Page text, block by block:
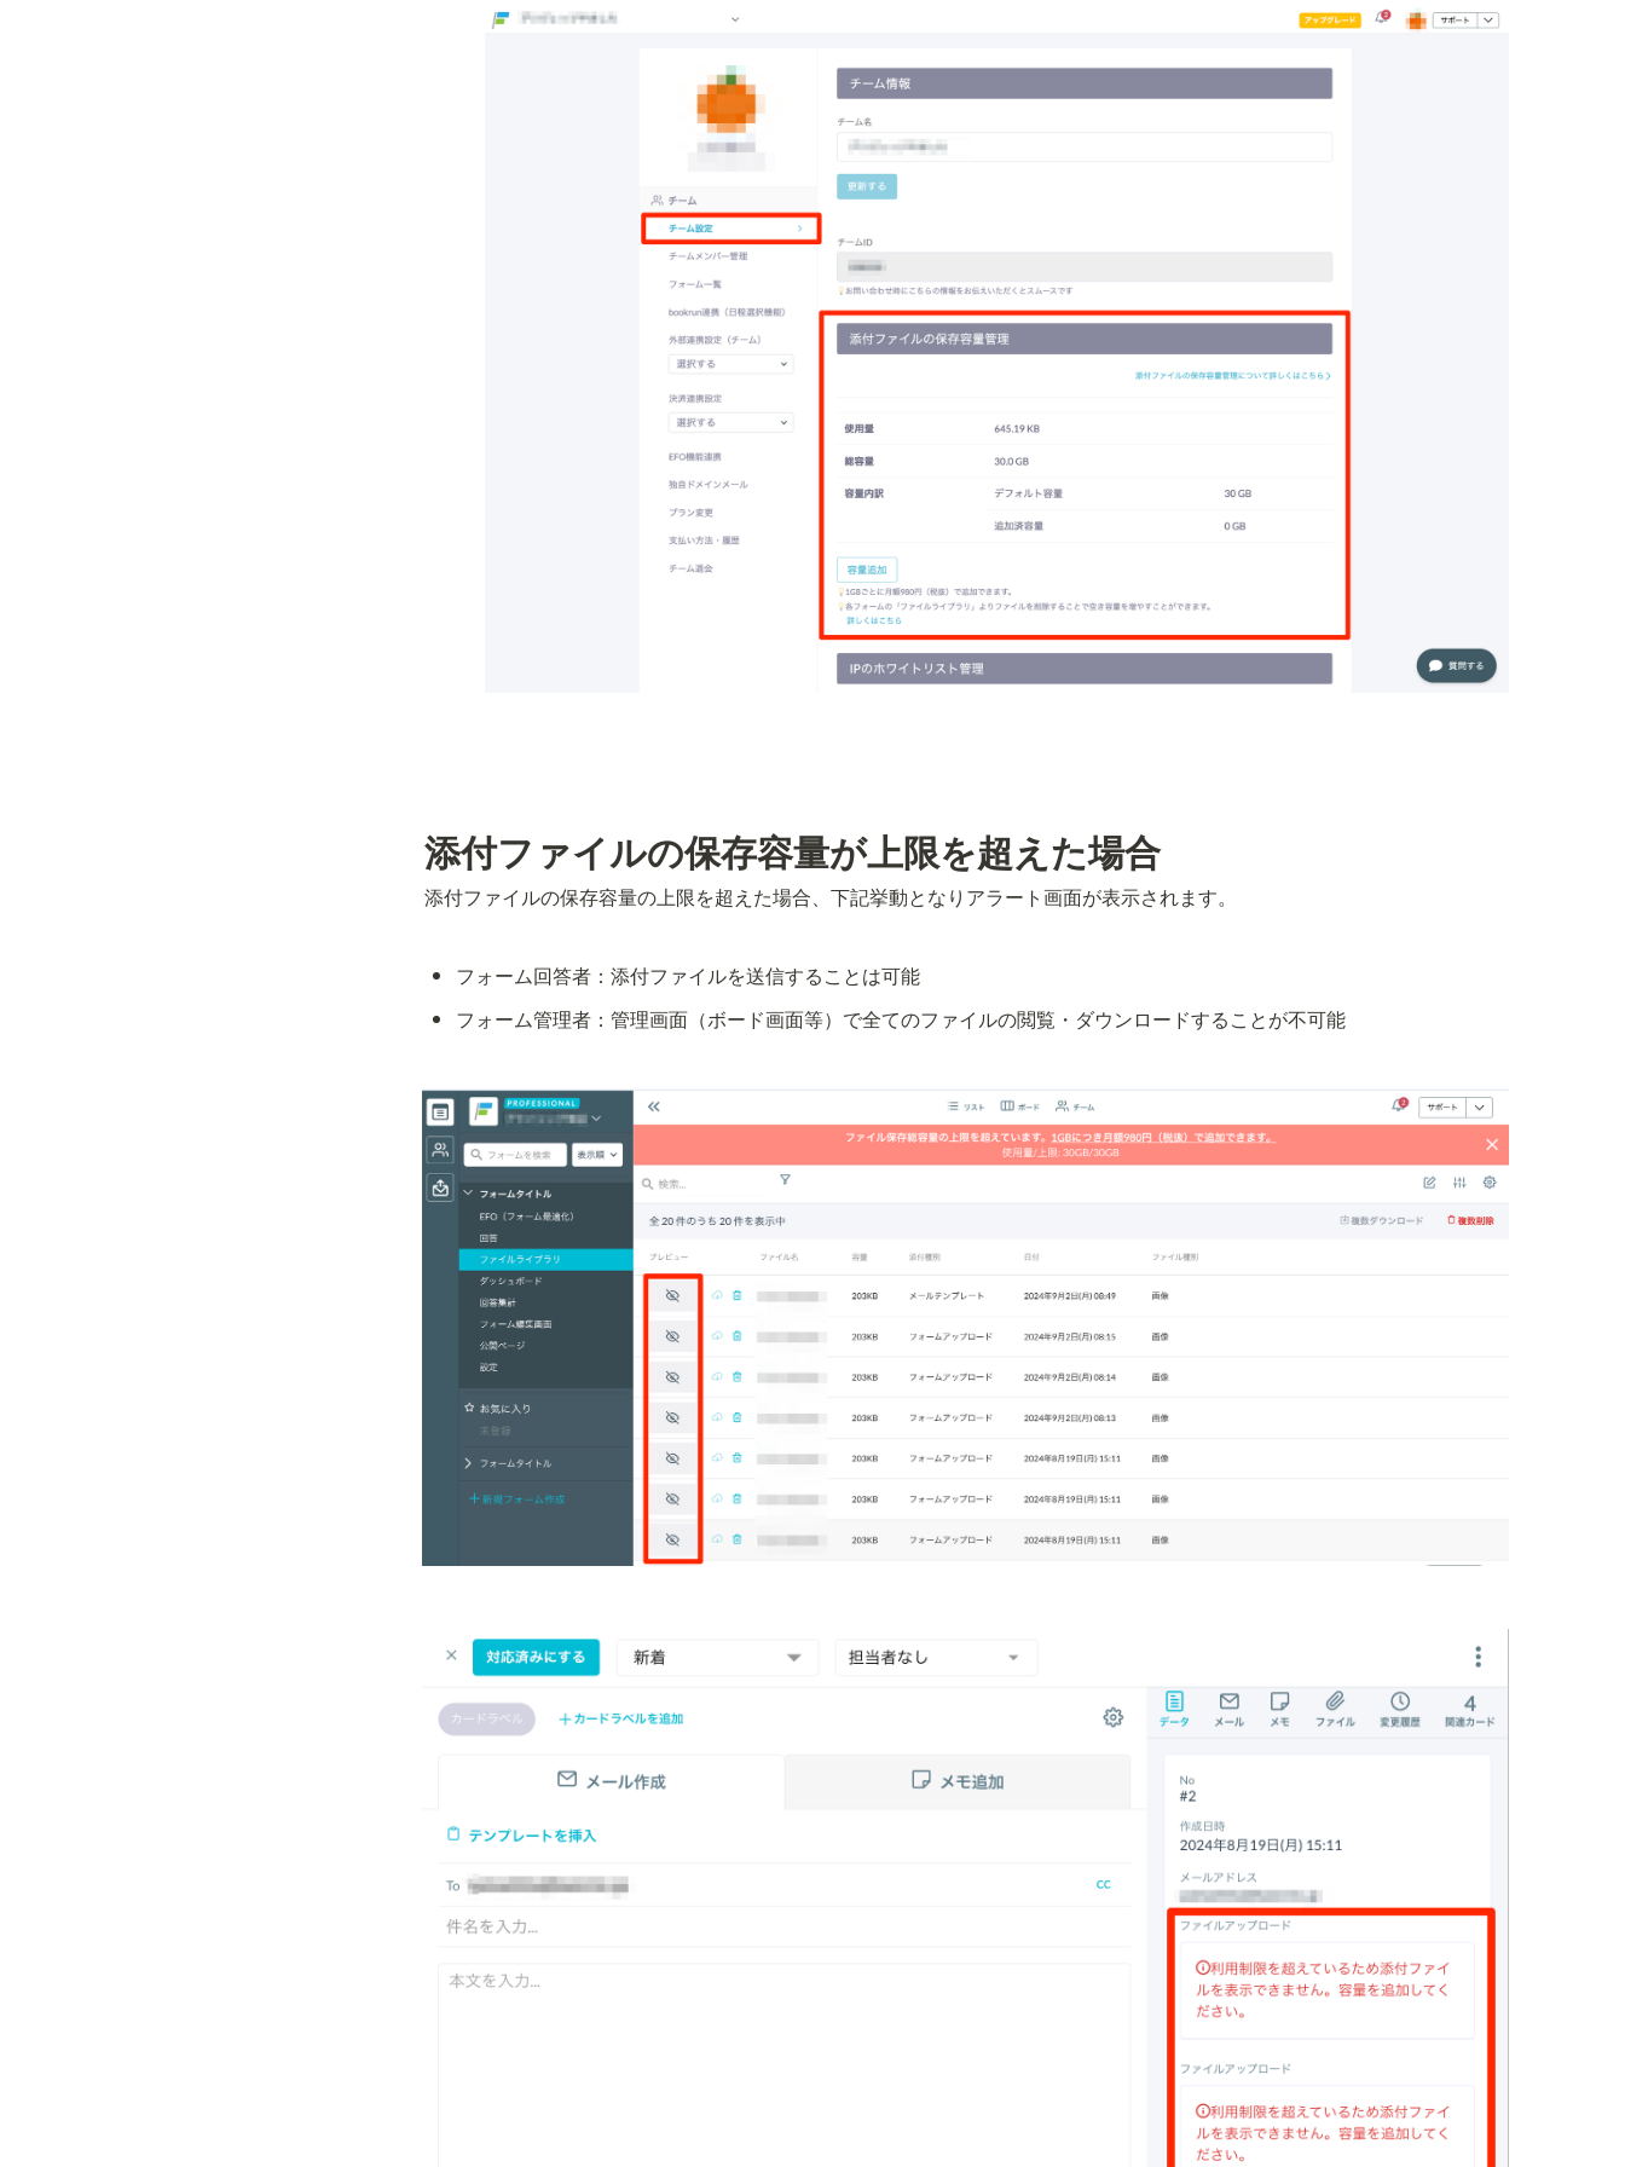
添付ファイルの保存容量が上限を超えた場合
添付ファイルの保存容量の上限を超えた場合、下記挙動となりアラート画面が表示されます。
フォーム回答者：添付ファイルを送信することは可能
フォーム管理者：管理画面（ボード画面等）で全てのファイルの閲覧・ダウンロードすることが不可能